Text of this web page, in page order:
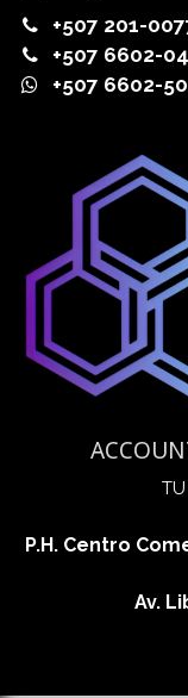
+507 201-
+507 6602-
+507 6602-
P.H. Centro
Av.